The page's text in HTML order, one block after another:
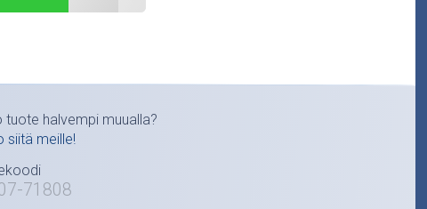
tuote halvempi muualla?
siitä meille!
71808